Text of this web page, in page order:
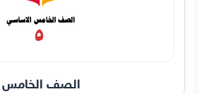
الصف الخامس